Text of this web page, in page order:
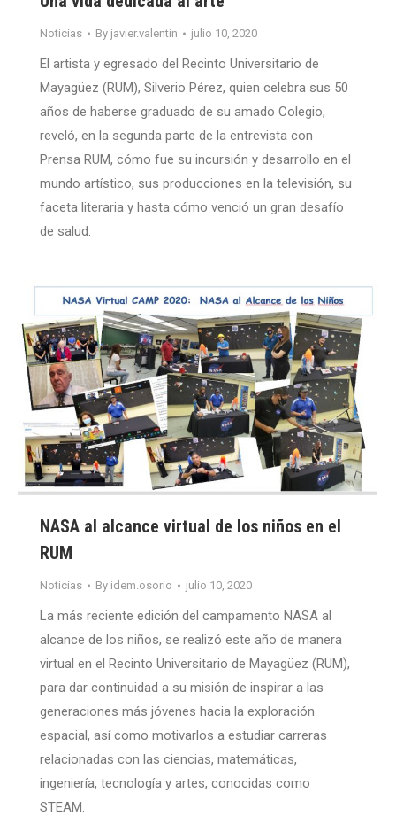
Noticias By javier.valentin julio 10, 2020
El artista y egresado del Recinto Universitario de
Mayagüez (RUM), Silverio Pérez, quien celebra sus 50
años de haberse graduado de su amado Colegio,
reveló, en la segunda parte de la entrevista con
Prensa RUM, cómo fue su incursión y desarrollo en el
mundo artístico, sus producciones en la televisión, su
faceta literaria y hasta cómo venció un gran desafío
de salud.
NASA al alcance virtual de los niños en el
RUM
Noticias By idem.osorio julio 10, 2020
La más reciente edición del campamento NASA al
alcance de los niños, se realizó este año de manera
virtual en el Recinto Universitario de Mayagüez (RUM),
para dar continuidad a su misión de inspirar a las
generaciones más jóvenes hacia la exploración
espacial, así como motivarlos a estudiar carreras
relacionadas con las ciencias, matemáticas,
ingeniería, tecnología y artes, conocidas como
STEAM.